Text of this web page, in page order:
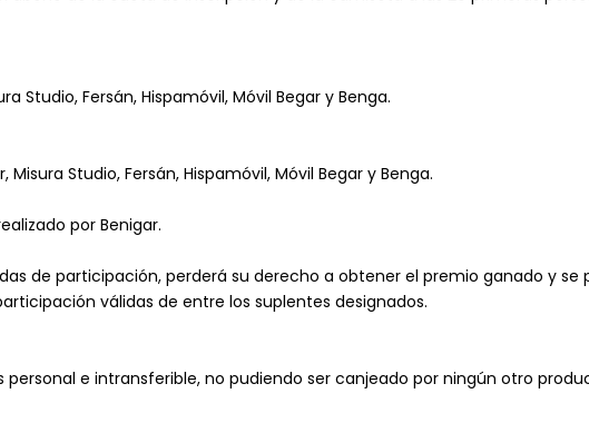
Studio, Fersán, Hispamóvil, Móvil Begar y Benga.
Studio, Fersán, Hispamóvil, Móvil Begar y Benga.
por Benigar.
de participación, perderá su derecho a obtener el premio ganado y
válidas de entre los suplentes designados.
e intransferible, no pudiendo ser canjeado por ningún otro